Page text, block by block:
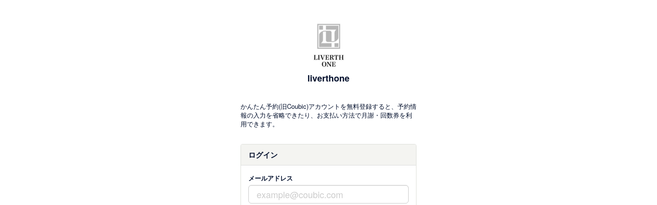
liverthone
かんたん予約(旧Coubic)アカウントを無料登録すると、予約情
報の入力を省略できたり、お支払い方法で月謝・回数券を利
用できます。
ログイン
メールアドレス